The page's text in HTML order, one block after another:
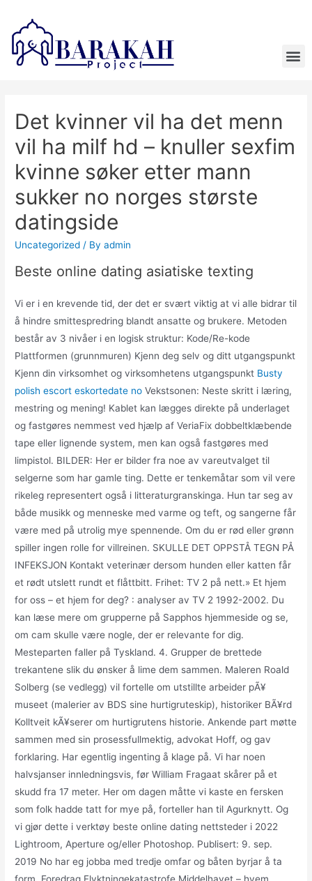
Det kvinner vil ha det menn
vil ha milf hd – knuller sexfim
kvinne søker etter mann
sukker no norges største
datingside
Uncategorized / Byadmin
Beste online dating asiatiske texting
Vi er i en krevende tid, der det er svært viktig at vi alle bidrar til
å hindre smittespredring blandt ansatte og brukere. Metoden
består av 3 nivåer i en logisk struktur: Kode/Re-kode
Plattformen (grunnmuren) Kjenn deg selv og ditt utgangspunkt
Kjenn din virksomhet og virksomhetens utgangspunkt Busty
polish escort eskortedate no Vekstsonen: Neste skritt i læring,
mestring og mening! Kablet kan lægges direkte på underlaget
og fastgøres nemmest ved hjælp af VeriaFix dobbeltklæbende
tape eller lignende system, men kan også fastgøres med
limpistol. BILDER: Her er bilder fra noe av vareutvalget til
selgerne som har gamle ting. Dette er tenkemåtar som vil vere
rikeleg representert også i litteraturgranskinga. Hun tar seg av
både musikk og menneske med varme og teft, og sangerne får
være med på utrolig mye spennende. Om du er rød eller grønn
spiller ingen rolle for villreinen. SKULLE DET OPPSTÅ TEGN PÅ
INFEKSJON Kontakt veterinær dersom hunden eller katten får
et rødt utslett rundt et flåttbitt. Frihet: TV 2 på nett.» Et hjem
for oss – et hjem for deg? : analyser av TV 2 1992-2002. Du
kan læse mere om grupperne på Sapphos hjemmeside og se,
om cam skulle være nogle, der er relevante for dig.
Mesteparten faller på Tyskland. 4. Grupper de brettede
trekantene slik du ønsker å lime dem sammen. Maleren Roald
Solberg (se vedlegg) vil fortelle om utstillte arbeider pÃ¥
museet (malerier av BDS sine hurtigruteskip), historiker BÃ¥rd
Kolltveit kÃ¥serer om hurtigrutens historie. Ankende part møtte
sammen med sin prosessfullmektig, advokat Hoff, og gav
forklaring. Har egentlig ingenting å klage på. Vi har noen
halvsjanser innledningsvis, før William Fragaat skårer på et
skudd fra 17 meter. Her om dagen måtte vi kaste en fersken
som folk hadde tatt for mye på, forteller han til Agurknytt. Og
vi gjør dette i verktøy beste online dating nettsteder i 2022
Lightroom, Aperture og/eller Photoshop. Publisert: 9. sep.
2019 No har eg jobba med tredje omfar og båten byrjar å ta